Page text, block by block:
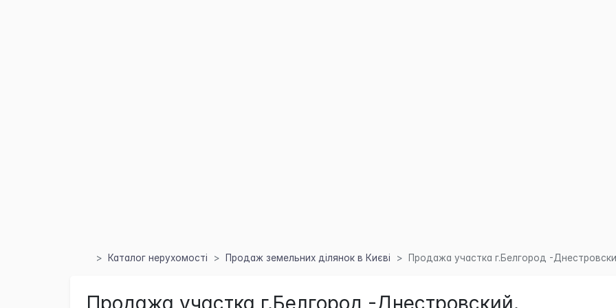
Каталог нерухомості Продаж земельних ділянок в Києві Продажа участка г.Белгород -
Продажа участка г.Белгород -Днестровский.